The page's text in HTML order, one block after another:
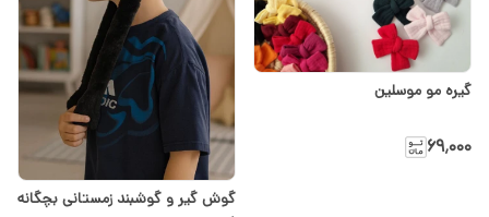
گیره مو موسلین
۶۹٬۰۰۰
گوش گیر و گوشبند زمستانی بچگانه